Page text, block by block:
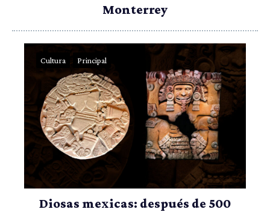
Monterrey
Cultura Principal
Diosas mexicas: después de 500